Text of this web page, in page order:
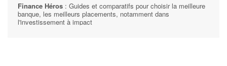
Finance Héros : Guides et comparatifs pour choisir la meilleure
banque, les meilleurs placements, notamment dans
l'investissement à impact